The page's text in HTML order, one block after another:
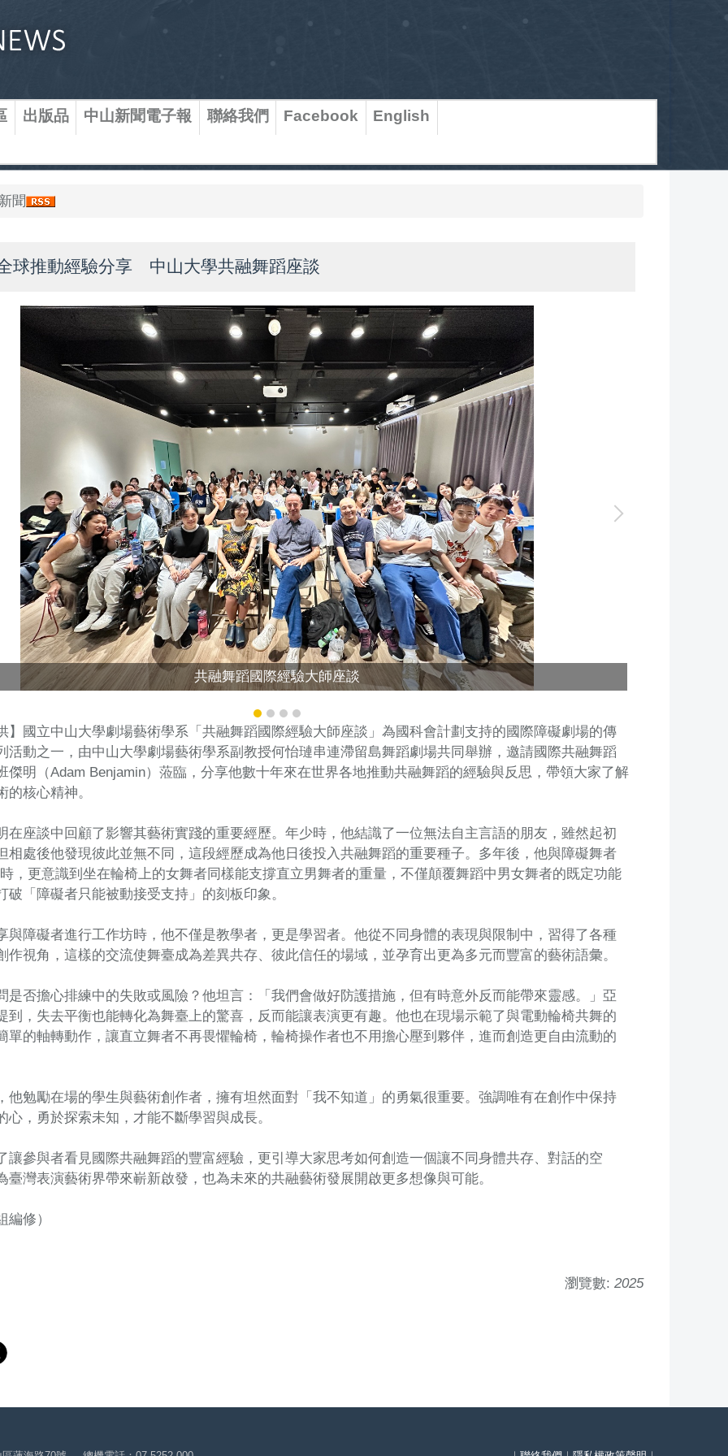
出版品 中山新聞電子報 聯絡我們 Facebook English
聞
球推動經驗分享 中山大學共融舞蹈座談
共融舞蹈國際經驗大師座談
】國立中山大學劇場藝術學系「共融舞蹈國際經驗大師座談」為國科會計劃支持的國際障礙劇場的傳
活動之一，由中山大學劇場藝術學系副教授何怡璉串連滯留島舞蹈劇場共同舉辦，邀請國際共融舞蹈
傑明（Adam Benjamin）蒞臨，分享他數十年來在世界各地推動共融舞蹈的經驗與反思，帶領大家了解
的核心精神。
在座談中回顧了影響其藝術實踐的重要經歷。年少時，他結識了一位無法自主言語的朋友，雖然起初
相處後他發現彼此並無不同，這段經歷成為他日後投入共融舞蹈的重要種子。多年後，他與障礙舞者
，更意識到坐在輪椅上的女舞者同樣能支撐直立男舞者的重量，不僅顛覆舞蹈中男女舞者的既定功能
破「障礙者只能被動接受支持」的刻板印象。
與障礙者進行工作坊時，他不僅是教學者，更是學習者。他從不同身體的表現與限制中，習得了各種
作視角，這樣的交流使舞臺成為差異共存、彼此信任的場域，並孕育出更為多元而豐富的藝術語彙。
是否擔心排練中的失敗或風險？他坦言：「我們會做好防護措施，但有時意外反而能帶來靈感。」亞
到，失去平衡也能轉化為舞臺上的驚喜，反而能讓表演更有趣。他也在現場示範了與電動輪椅共舞的
單的軸轉動作，讓直立舞者不再畏懼輪椅，輪椅操作者也不用擔心壓到夥伴，進而創造更自由流動的
他勉勵在場的學生與藝術創作者，擁有坦然面對「我不知道」的勇氣很重要。強調唯有在創作中保持
心，勇於探索未知，才能不斷學習與成長。
讓參與者看見國際共融舞蹈的豐富經驗，更引導大家思考如何創造一個讓不同身體共存、對話的空
臺灣表演藝術界帶來嶄新啟發，也為未來的共融藝術發展開啟更多想像與可能。
編修）
瀏覽數: 2025